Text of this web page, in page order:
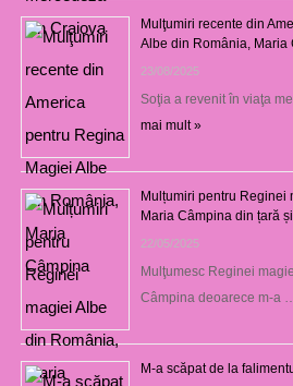
Mulţumiri recente din
Albe din România, Maria
23/08/2025
Soţia a revenit în viaţa
mai mult »
Mulțumiri pentru Reginei
Maria Câmpina din țară
22/05/2025
Mulţumesc Reginei
Câmpina deoarece m-a …
M-a scăpat de la